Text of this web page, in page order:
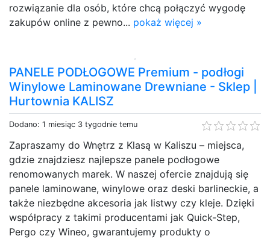
rozwiązanie dla osób, które chcą połączyć wygodę
zakupów online z pewno... pokaż więcej »
PANELE PODŁOGOWE Premium - podłogi
Winylowe Laminowane Drewniane - Sklep |
Hurtownia KALISZ
Dodano: 1 miesiąc 3 tygodnie temu
Zapraszamy do Wnętrz z Klasą w Kaliszu – miejsca,
gdzie znajdziesz najlepsze panele podłogowe
renomowanych marek. W naszej ofercie znajdują się
panele laminowane, winylowe oraz deski barlineckie, a
także niezbędne akcesoria jak listwy czy kleje. Dzięki
współpracy z takimi producentami jak Quick-Step,
Pergo czy Wineo, gwarantujemy produkty o